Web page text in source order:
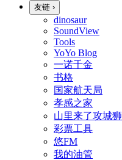
友链 ›
dinosaur
SoundView
Tools
YoYo Blog
一诺千金
书格
国家航天局
孝感之家
山里来了攻城狮
彩票工具
悠FM
我的油管